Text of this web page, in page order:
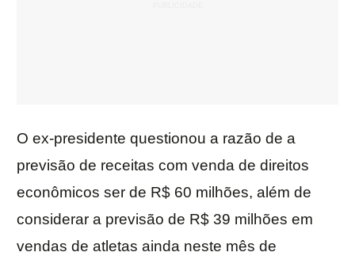
O ex-presidente questionou a razão de a
previsão de receitas com venda de direitos
econômicos ser de R$ 60 milhões, além de
considerar a previsão de R$ 39 milhões em
vendas de atletas ainda neste mês de